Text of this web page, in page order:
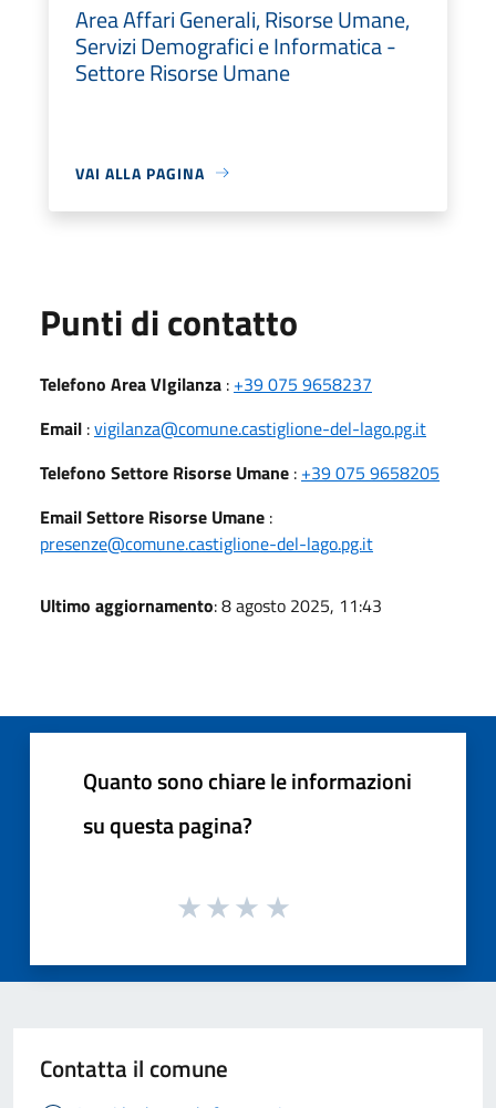
Area Affari Generali, Risorse Umane,
Servizi Demografici e Informatica -
Settore Risorse Umane
VAI ALLA PAGINA
Punti di contatto
Telefono Area VIgilanza : +39 075 9658237
Email :vigilanza@comune.castiglione-del-lago.pg.it
Telefono Settore Risorse Umane : +39 075 9658205
Email Settore Risorse Umane :
presenze@comune.castiglione-del-lago.pg.it
Ultimo aggiornamento: 8 agosto 2025, 11:43
Quanto sono chiare le informazioni
su questa pagina?
Contatta il comune